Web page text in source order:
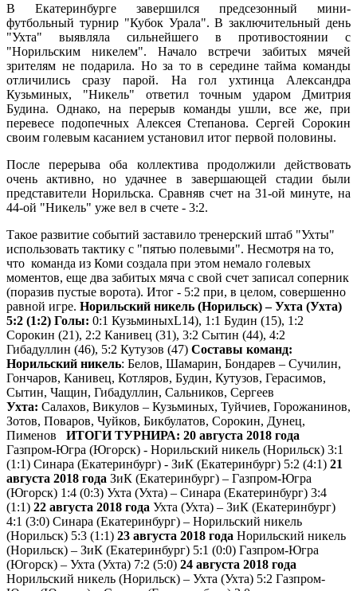
В Екатеринбурге завершился предсезонный мини-
футбольный турнир "Кубок Урала". В заключительный день
"Ухта" выявляла сильнейшего в противостоянии с
"Норильским никелем". Начало встречи забитых мячей
зрителям не подарила. Но за то в середине тайма команды
отличились сразу парой. На гол ухтинца Александра
Кузьминых, "Никель" ответил точным ударом Дмитрия
Будина. Однако, на перерыв команды ушли, все же, при
перевесе подопечных Алексея Степанова. Сергей Сорокин
своим голевым касанием установил итог первой половины.
После перерыва оба коллектива продолжили действовать
очень активно, но удачнее в завершающей стадии были
представители Норильска. Сравняв счет на 31-ой минуте, на
44-ой "Никель" уже вел в счете - 3:2.
Такое развитие событий заставило тренерский штаб "Ухты"
использовать тактику с "пятью полевыми". Несмотря на то,
что команда из Коми создала при этом немало голевых
моментов, еще два забитых мяча с свой счет записал соперник
(поразив пустые ворота). Итог - 5:2 при, в целом, совершенно
равной игре. Норильский никель (Норильск) – Ухта (Ухта)
5:2 (1:2) Голы: 0:1 КузьминыхL14), 1:1 Будин (15), 1:2
Сорокин (21), 2:2 Канивец (31), 3:2 Сытин (44), 4:2
Гибадуллин (46), 5:2 Кутузов (47) Составы команд:
Норильский никель: Белов, Шамарин, Бондарев – Сучилин,
Гончаров, Канивец, Котляров, Будин, Кутузов, Герасимов,
Сытин, Чащин, Гибадуллин, Сальников, Сергеев
Ухта: Салахов, Викулов – Кузьминых, Туйчиев, Горожанинов,
Зотов, Поваров, Чуйков, Бикбулатов, Сорокин, Дунец,
Пименов ИТОГИ ТУРНИРА: 20 августа 2018 года
Газпром-Югра (Югорск) - Норильский никель (Норильск) 3:1
(1:1) Синара (Екатеринбург) - ЗиК (Екатеринбург) 5:2 (4:1) 21
августа 2018 года ЗиК (Екатеринбург) – Газпром-Югра
(Югорск) 1:4 (0:3) Ухта (Ухта) – Синара (Екатеринбург) 3:4
(1:1) 22 августа 2018 года Ухта (Ухта) – ЗиК (Екатеринбург)
4:1 (3:0) Синара (Екатеринбург) – Норильский никель
(Норильск) 5:3 (1:1) 23 августа 2018 года Норильский никель
(Норильск) – ЗиК (Екатеринбург) 5:1 (0:0) Газпром-Югра
(Югорск) – Ухта (Ухта) 7:2 (5:0) 24 августа 2018 года
Норильский никель (Норильск) – Ухта (Ухта) 5:2 Газпром-